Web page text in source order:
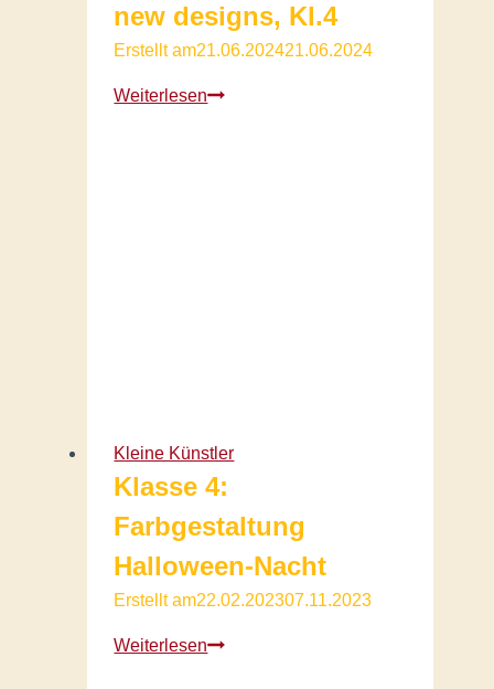
new designs, Kl.4
Erstellt am21.06.202421.06.2024
WeiterlesenGestaltete
Kleine Künstler
Klasse 4:
Farbgestaltung
Halloween-Nacht
Erstellt am22.02.202307.11.2023
WeiterlesenKlasse